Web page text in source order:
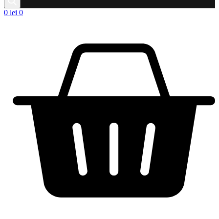
0 lei 0